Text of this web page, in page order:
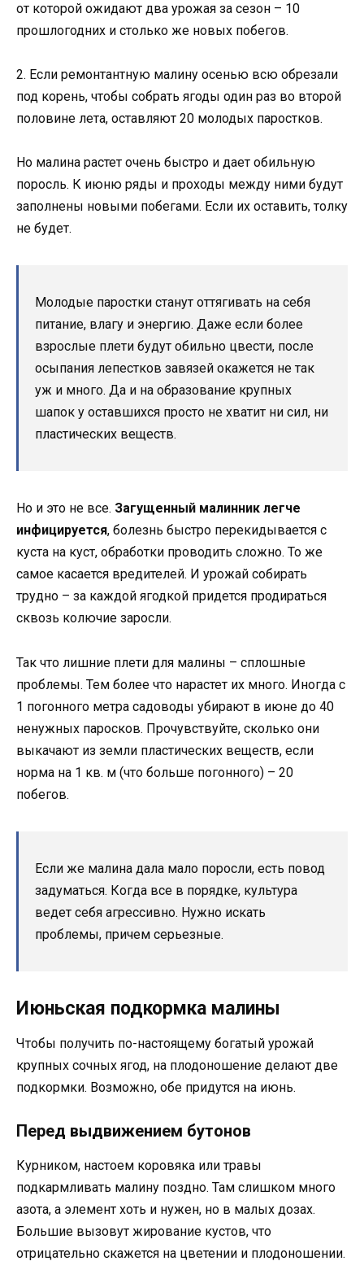
от которой ожидают два урожая за сезон – 10
прошлогодних и столько же новых побегов.
2. Если ремонтантную малину осенью всю обрезали
под корень, чтобы собрать ягоды один раз во второй
половине лета, оставляют 20 молодых паростков.
Но малина растет очень быстро и дает обильную
поросль. К июню ряды и проходы между ними будут
заполнены новыми побегами. Если их оставить, толку
не будет.
Молодые паростки станут оттягивать на себя
питание, влагу и энергию. Даже если более
взрослые плети будут обильно цвести, после
осыпания лепестков завязей окажется не так
уж и много. Да и на образование крупных
шапок у оставшихся просто не хватит ни сил, ни
пластических веществ.
Но и это не все. Загущенный малинник легче
инфицируется, болезнь быстро перекидывается с
куста на куст, обработки проводить сложно. То же
самое касается вредителей. И урожай собирать
трудно – за каждой ягодкой придется продираться
сквозь колючие заросли.
Так что лишние плети для малины – сплошные
проблемы. Тем более что нарастет их много. Иногда с
1 погонного метра садоводы убирают в июне до 40
ненужных паросков. Прочувствуйте, сколько они
выкачают из земли пластических веществ, если
норма на 1 кв. м (что больше погонного) – 20
побегов.
Если же малина дала мало поросли, есть повод
задуматься. Когда все в порядке, культура
ведет себя агрессивно. Нужно искать
проблемы, причем серьезные.
Июньская подкормка малины
Чтобы получить по-настоящему богатый урожай
крупных сочных ягод, на плодоношение делают две
подкормки. Возможно, обе придутся на июнь.
Перед выдвижением бутонов
Курником, настоем коровяка или травы
подкармливать малину поздно. Там слишком много
азота, а элемент хоть и нужен, но в малых дозах.
Большие вызовут жирование кустов, что
отрицательно скажется на цветении и плодоношении.